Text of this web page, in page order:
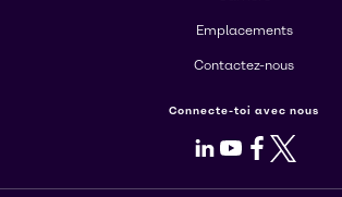
Emplacements
Contactez-nous
Connecte-toi avec nous
LinkedIn
Youtube
Facebook
X